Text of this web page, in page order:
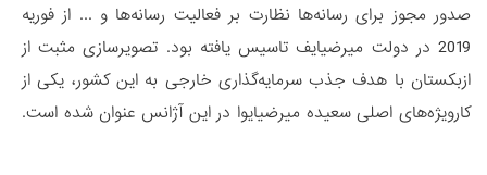
صدور مجوز برای رسانه‌ها نظارت بر فعالیت رسانه‌ها و ... از فوریه
2019 در دولت میرضیایف تاسیس یافته بود. تصویرسازی مثبت از
ازبکستان با هدف جذب سرمایه‌گذاری خارجی به این کشور، یکی از
کارویژه‌های اصلی سعیده میرضیایوا در این آژانس عنوان شده است.